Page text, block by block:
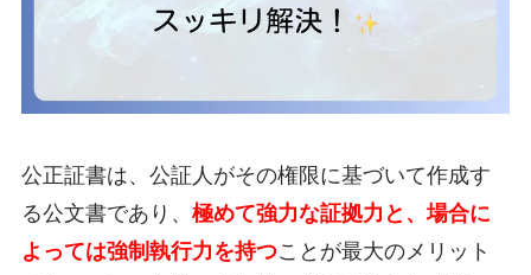
公正証書は、公証人がその権限に基づいて作成す
る公文書であり、 極めて強力な証拠力と、場合に
よっては強制執行力を持つことが最大のメリット